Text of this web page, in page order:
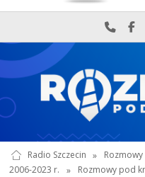
Radio Szczecin »
2006-2023 r.
» Rozmowy pod